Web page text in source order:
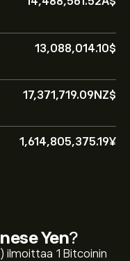
13,088,014.10‎$‎
17,371,719.09‎NZ$‎
1,614,805,375.19‎¥‎
Yen?
ilmoittaa 1 Bitcoinin